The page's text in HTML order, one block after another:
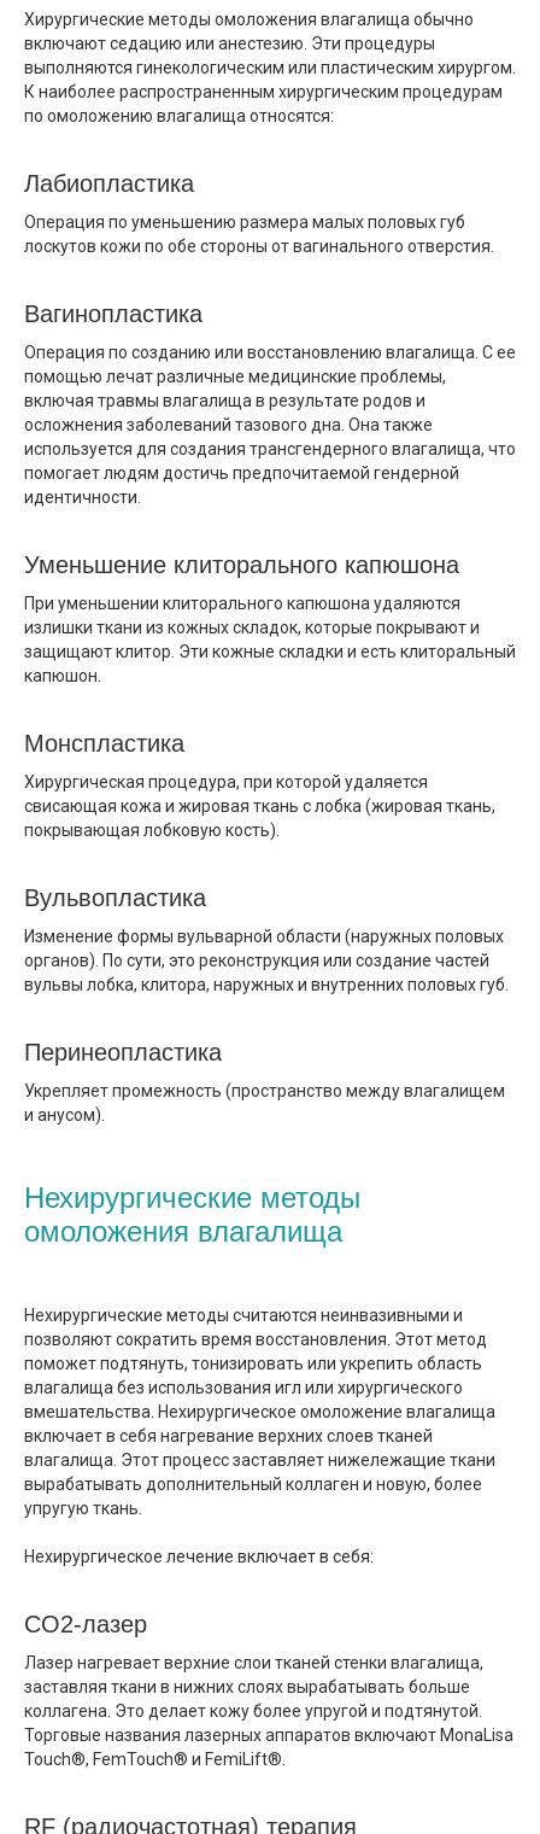
Хирургические методы омоложения влагалища обычно
включают седацию или анестезию. Эти процедуры
выполняются гинекологическим или пластическим хирургом.
К наиболее распространенным хирургическим процедурам
по омоложению влагалища относятся:
Лабиопластика
Операция по уменьшению размера малых половых губ
лоскутов кожи по обе стороны от вагинального отверстия.
Вагинопластика
Операция по созданию или восстановлению влагалища. С ее
помощью лечат различные медицинские проблемы,
включая травмы влагалища в результате родов и
осложнения заболеваний тазового дна. Она также
используется для создания трансгендерного влагалища, что
помогает людям достичь предпочитаемой гендерной
идентичности.
Уменьшение клиторального капюшона
При уменьшении клиторального капюшона удаляются
излишки ткани из кожных складок, которые покрывают и
защищают клитор. Эти кожные складки и есть клиторальный
капюшон.
Монспластика
Хирургическая процедура, при которой удаляется
свисающая кожа и жировая ткань с лобка (жировая ткань,
покрывающая лобковую кость).
Вульвопластика
Изменение формы вульварной области (наружных половых
органов). По сути, это реконструкция или создание частей
вульвы лобка, клитора, наружных и внутренних половых губ.
Перинеопластика
Укрепляет промежность (пространство между влагалищем
и анусом).
Нехирургические методы
омоложения влагалища
Нехирургические методы считаются неинвазивными и
позволяют сократить время восстановления. Этот метод
поможет подтянуть, тонизировать или укрепить область
влагалища без использования игл или хирургического
вмешательства. Нехирургическое омоложение влагалища
включает в себя нагревание верхних слоев тканей
влагалища. Этот процесс заставляет нижележащие ткани
вырабатывать дополнительный коллаген и новую, более
упругую ткань.
Нехирургическое лечение включает в себя:
CO2-лазер
Лазер нагревает верхние слои тканей стенки влагалища,
заставляя ткани в нижних слоях вырабатывать больше
коллагена. Это делает кожу более упругой и подтянутой.
Торговые названия лазерных аппаратов включают MonaLisa
Touch®, FemTouch® и FemiLift®.
RF (радиочастотная) терапия